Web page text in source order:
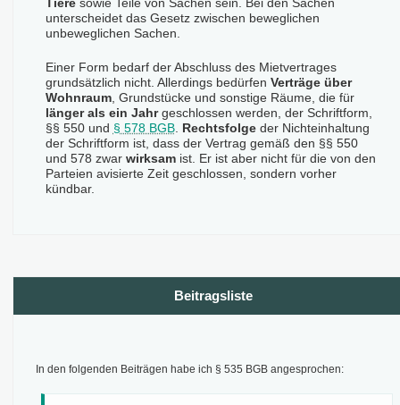
Tieresowie Teile von Sachen sein. Bei den Sachen
unterscheidet das Gesetz zwischen beweglichen
unbeweglichen Sachen.
Einer Form bedarf der Abschluss des Mietvertrages
grundsätzlich nicht. Allerdings bedürfen Verträge über
Wohnraum, Grundstücke und sonstige Räume, die für
länger als ein Jahrgeschlossen werden, der Schriftform,
§§ 550 und § 578 BGB. Rechtsfolgeder Nichteinhaltung
der Schriftform ist, dass der Vertrag gemäß den §§ 550
und 578 zwar wirksamist. Er ist aber nicht für die von den
Parteien avisierte Zeit geschlossen, sondern vorher
kündbar.
Beitragsliste
In den folgenden Beiträgen habe ich § 535 BGB angesprochen: